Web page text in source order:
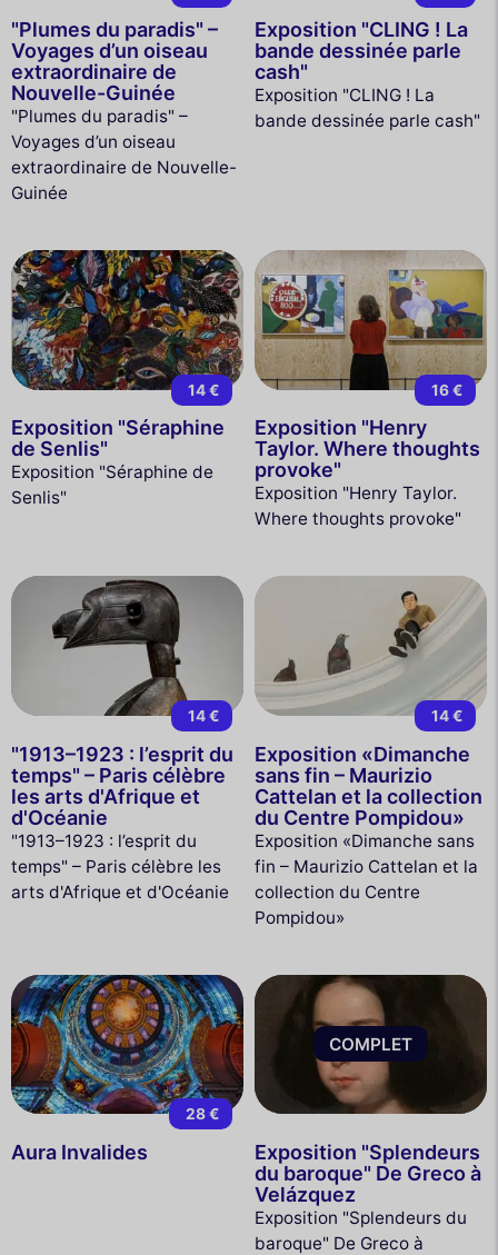
"Plumes du paradis" –
Voyages d’un oiseau
extraordinaire de
Nouvelle-Guinée
"Plumes du paradis" –
Voyages d’un oiseau
extraordinaire de Nouvelle-
Guinée
Exposition "CLING ! La
bande dessinée parle
cash"
Exposition "CLING ! La
bande dessinée parle cash"
14 €
Exposition "Séraphine
de Senlis"
Exposition "Séraphine de
Senlis"
16 €
Exposition "Henry
Taylor. Where thoughts
provoke"
Exposition "Henry Taylor.
Where thoughts provoke"
14 €
"1913–1923 : l’esprit du
temps" – Paris célèbre
les arts d'Afrique et
d'Océanie
"1913–1923 : l’esprit du
temps" – Paris célèbre les
arts d'Afrique et d'Océanie
14 €
Exposition «Dimanche
sans fin – Maurizio
Cattelan et la collection
du Centre Pompidou»
Exposition «Dimanche sans
fin – Maurizio Cattelan et la
collection du Centre
Pompidou»
28 €
Aura Invalides
COMPLET
Exposition "Splendeurs
du baroque" De Greco à
Velázquez
Exposition "Splendeurs du
baroque" De Greco à